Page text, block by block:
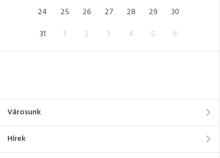
24
25 26 27 28 29
30
31
1 2 3 4 5 6
Városunk
Hírek